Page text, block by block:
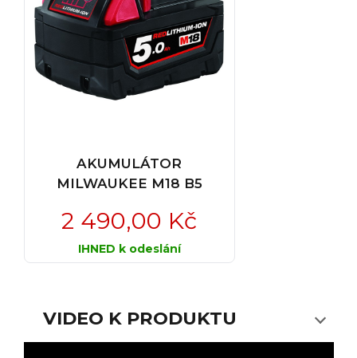
AKUMULÁTOR
MILWAUKEE M18 B5
2 490,00 Kč
IHNED k odeslání
VIDEO K PRODUKTU